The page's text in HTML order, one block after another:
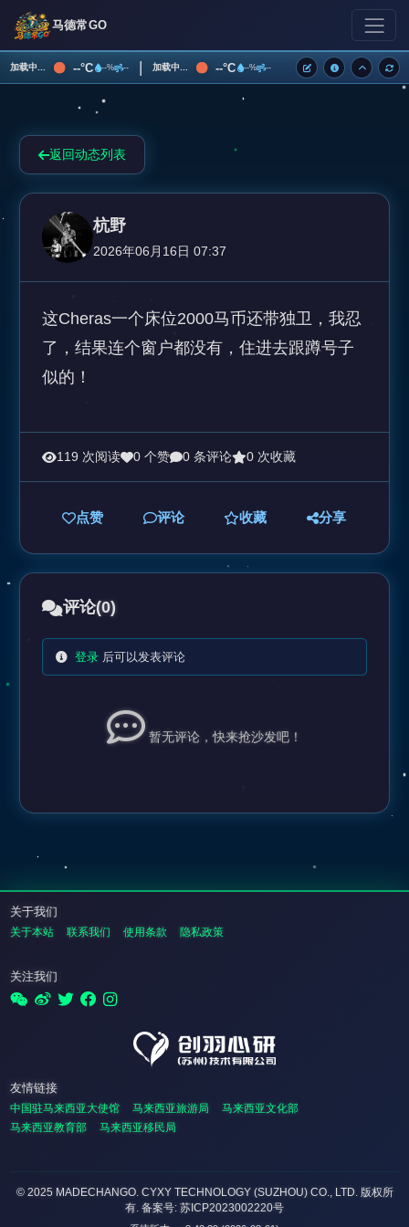
马德常GO
加载中... --°C --% -- | 加载中... --°C --% --
返回动态列表
杭野
2026年06月16日 07:37
这Cheras一个床位2000马币还带独卫，我忍
了，结果连个窗户都没有，住进去跟蹲号子
似的！
119 次阅读 0 个赞 0 条评论 0 次收藏
点赞 评论 收藏 分享
评论(0)
登录后可以发表评论
暂无评论，快来抢沙发吧！
关于我们
关于本站 联系我们 使用条款 隐私政策
关注我们
友情链接
中国驻马来西亚大使馆 马来西亚旅游局
马来西亚文化部
马来西亚教育部
马来西亚移民局
© 2025 MADECHANGO. CYXY TECHNOLOGY (SUZHOU) CO., LTD. 版权所
有. 备案号: 苏ICP2023002220号